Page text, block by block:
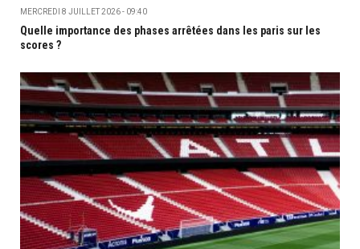
MERCREDI 8 JUILLET 2026 - 09:40
Quelle importance des phases arrêtées dans les paris sur les
scores ?